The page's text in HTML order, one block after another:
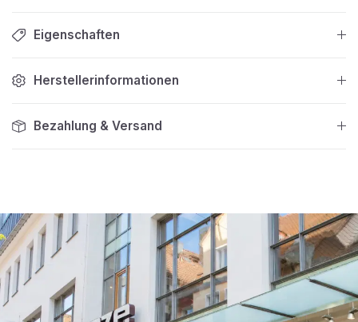
Eigenschaften
Herstellerinformationen
Bezahlung & Versand